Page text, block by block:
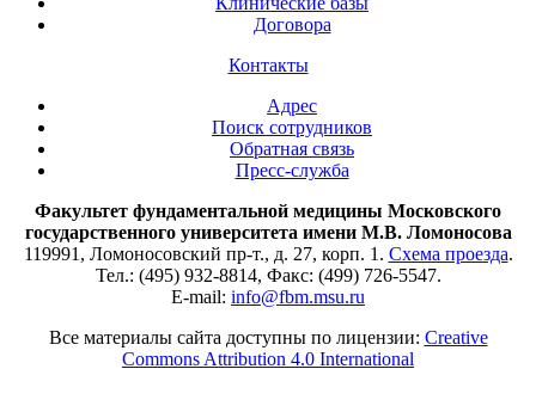
Договора
Контакты
Адрес
Поиск сотрудников
Обратная связь
Пресс-служба
Факультет фундаментальной медицины Московского
государственного университета имени М.В. Ломоносова
119991, Ломоносовский пр-т., д. 27, корп. 1. Схема проезда.
Тел.: (495) 932-8814, Факс: (499) 726-5547.
E-mail: info@fbm.msu.ru
Все материалы сайта доступны по лицензии: Creative
Commons Attribution 4.0 International